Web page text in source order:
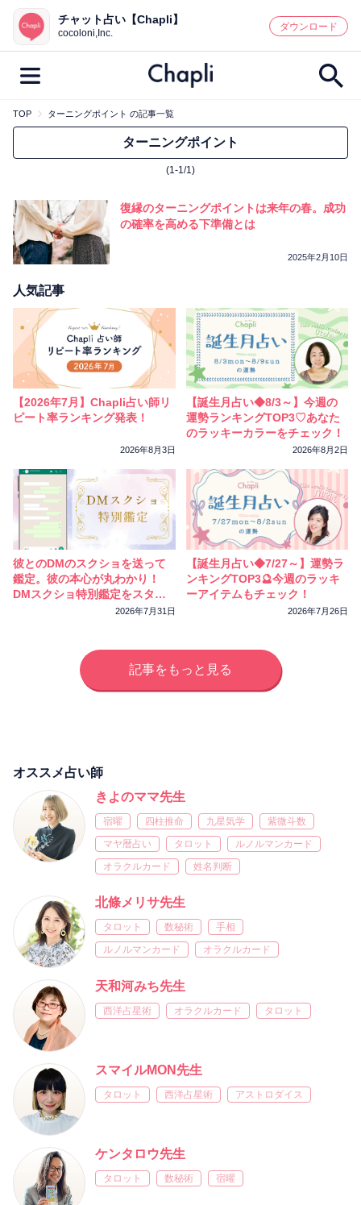
鑑定記事・占い師検索
最新記事一覧
カテゴリー別
鑑定
彼の気持ち
今週の運勢 彼氏 片思い 結婚
相性 復縁
チャット占い【Chapli】
cocoloni,Inc.
ダウンロード
TOP ターニングポイント の記事一覧
ターニングポイント
(1-1/1)
復縁のターニングポイントは来年の春。成功
の確率を高める下準備とは
2025年2月10日
人気記事
【2026年7月】Chapli占い師リ
ピート率ランキング発表！
2026年8月3日
【誕生月占い◆8/3～】今週の
運勢ランキングTOP3♡あなた
のラッキーカラーをチェック！
2026年8月2日
彼とのDMのスクショを送って
鑑定。彼の本心が丸わかり！
DMスクショ特別鑑定をスター
2026年7月31日
【誕生月占い◆7/27～】運勢ラ
ンキングTOP3🔮今週のラッキ
ーアイテムもチェック！
2026年7月26日
記事をもっと見る
オススメ占い師
きよのママ先生
宿曜 四柱推命 九星気学
紫微斗数
マヤ暦占い
タロット
ルノルマンカード
オラクルカード
姓名判断
北條メリサ先生
タロット 数秘術
手相
ルノルマンカード
オラクルカード
天和河みち先生
西洋占星術 オラクルカード タロット
スマイルMON先生
タロット 西洋占星術 アストロダイス
ケンタロウ先生
タロット 数秘術 宿曜